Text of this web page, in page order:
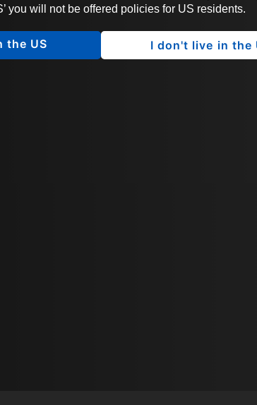
you will not be offered policies for US residents.
the US I don't live in the